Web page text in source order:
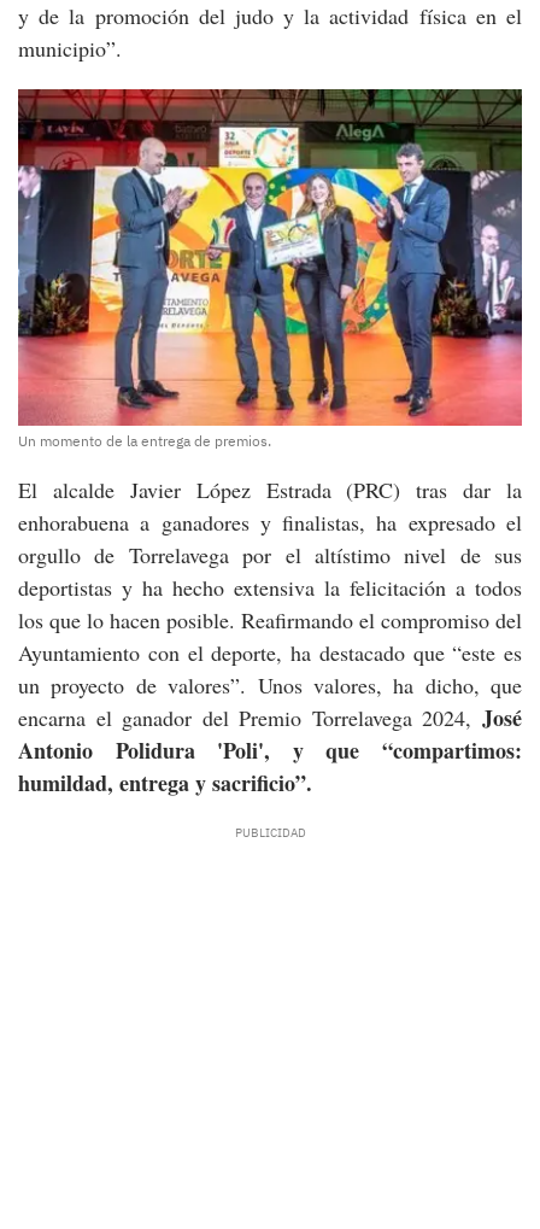
y de la promoción del judo y la actividad física en el
municipio”.
Un momento de la entrega de premios.
El alcalde Javier López Estrada (PRC) tras dar la
enhorabuena a ganadores y finalistas, ha expresado el
orgullo de Torrelavega por el altístimo nivel de sus
deportistas y ha hecho extensiva la felicitación a todos
los que lo hacen posible. Reafirmando el compromiso del
Ayuntamiento con el deporte, ha destacado que “este es
un proyecto de valores”. Unos valores, ha dicho, que
encarna el ganador del Premio Torrelavega 2024, José
Antonio Polidura 'Poli', y que “compartimos:
humildad, entrega y sacrificio”.